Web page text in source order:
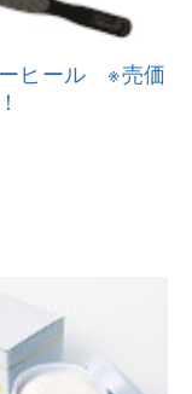
ヒール ※売価